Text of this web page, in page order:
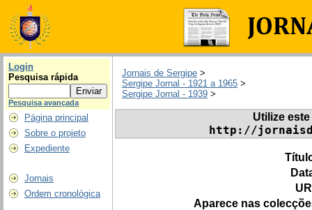
Login
Pesquisa rápida
Pesquisa avançada
Página principal
Sobre o projeto
Expediente
Jornais
Ordem cronológica
Jornais de Sergipe >
Sergipe Jornal - 1921 a 1965 >
Sergipe Jornal - 1939 >
Utilize
http://
Aparece nas